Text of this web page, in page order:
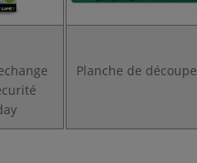
Planche de découpe